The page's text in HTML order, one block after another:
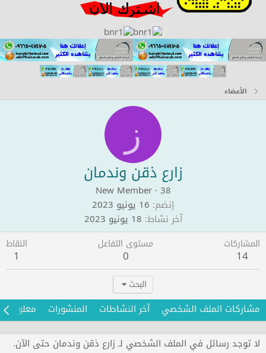
الأعضاء
ز
زارع ذقن وندمان
New Member · 38
إنضم 16 يونيو 2023
آخر نشاط 18 يونيو 2023
المشاركات
14
مستوى التفاعل
0
النقاط
1
البحث
مشاركات الملف الشخصي آخر النشاطات المنشورات معلومات
لا توجد رسائل في الملف الشخصي لـ زارع ذقن وندمان حتى الآن.